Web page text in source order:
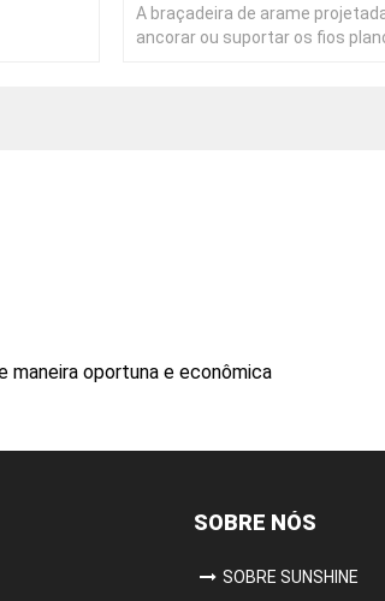
A braçadeira de arame
ancorar ou suportar os fios
maneira oportuna e econômica
SOBRE NÓS
SOBRE SUNSHINE